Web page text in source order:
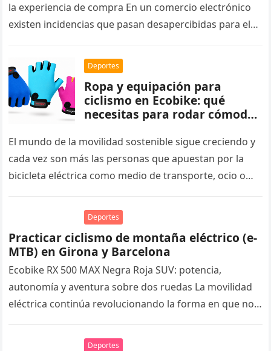
la experiencia de compra En un comercio electrónico
existen incidencias que pasan desapercibidas para el
Deportes
Ropa y equipación para
ciclismo en Ecobike: qué
necesitas para rodar cómodo,
El mundo de la movilidad sostenible sigue creciendo y
cada vez son más las personas que apuestan por la
bicicleta eléctrica como medio de transporte, ocio o…
Deportes
Practicar ciclismo de montaña eléctrico (e-
MTB) en Girona y Barcelona
Ecobike RX 500 MAX Negra Roja SUV: potencia,
autonomía y aventura sobre dos ruedas La movilidad
eléctrica continúa revolucionando la forma en que nos
Deportes